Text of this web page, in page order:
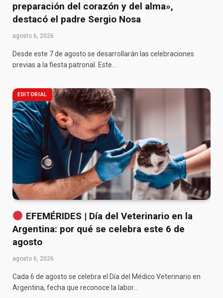
preparación del corazón y del alma»,
destacó el padre Sergio Nosa
agosto 6, 2026
Desde este 7 de agosto se desarrollarán las celebraciones
previas a la fiesta patronal. Este…
EDITORIAL
EFEMÉRIDES | Día del Veterinario en la
Argentina: por qué se celebra este 6 de
agosto
agosto 6, 2026
Cada 6 de agosto se celebra el Día del Médico Veterinario en
Argentina, fecha que reconoce la labor…